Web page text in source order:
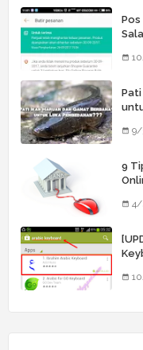
Pos
Pati
9/
9
4/